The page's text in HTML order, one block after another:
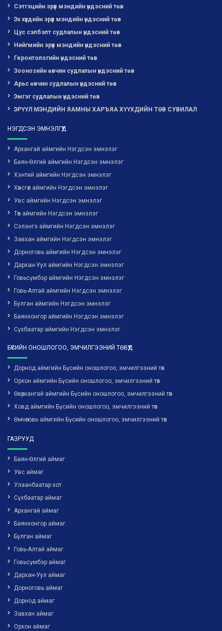
Сэтгэцийн эрүүл мэндийн үндэсний төв
Эх хүүхдийн эрүүл мэндийн үндэсний төв
Цус сэлбэлт судлалын үндэсний төв
Нийгмийн эрүүл мэндийн үндэсний төв
Геронтологийн үндэсний төв
Зоонозийн өвчин судлалын үндэсний төв
Арьс өвчин судлалын үндэсний төв
Эмгэг судлалын үндэсний төв
ЭРҮҮЛ МЭНДИЙН ЯАМНЫ ХАРЪЯА ХҮҮХДИЙН ТӨВ СУВИЛАЛ
НЭГДСЭН ЭМНЭЛГҮҮД
Архангай аймгийн Нэгдсэн эмнэлэг
Баян-Өлгий аймгийн Нэгдсэн эмнэлэг
Хэнтий аймгийн Нэгдсэн эмнэлэг
Хөвсгөл аймгийн Нэгдсэн эмнэлэг
Увс аймгийн Нэгдсэн эмнэлэг
Төв аймгийн Нэгдсэн эмнэлэг
Сэлэнгэ аймгийн Нэгдсэн эмнэлэг
Завхан аймгийн Нэгдсэн эмнэлэг
Дорноговь аймгийн Нэгдсэн эмнэлэг
Дархан-Уул аймгийн Нэгдсэн эмнэлэг
Говьсүмбэр аймгийн Нэгдсэн эмнэлэг
Говь-Алтай аймгийн Нэгдсэн эмнэлэг
Булган аймгийн Нэгдсэн эмнэлэг
Баянхонгор аймгийн Нэгдсэн эмнэлэг
Сүхбаатар аймгийн Нэгдсэн эмнэлэг
БҮСИЙН ОНОШЛОГОО, ЭМЧИЛГЭЭНИЙ ТӨВҮҮД
Дорнод аймгийн Бүсийн оношлогоо, эмчилгээний төв
Орхон аймгийн Бүсийн оношлогоо, эмчилгээний төв
Өвөрхангай аймгийн Бүсийн оношлогоо, эмчилгээний төв
Ховд аймгийн Бүсийн оношлогоо, эмчилгээний төв
Өмнөговь аймгийн Бүсийн оношлогоо, эмчилгээний төв
ГАЗРУУД
Баян-Өлгий аймаг
Увс аймаг
Улаанбаатар хот
Сүхбаатар аймаг
Архангай аймаг
Баянхонгор аймаг
Булган аймаг
Говь-Алтай аймаг
Говьсүмбэр аймаг
Дархан-Уул аймаг
Дорноговь аймаг
Дорнод аймаг
Завхан аймаг
Орхон аймаг